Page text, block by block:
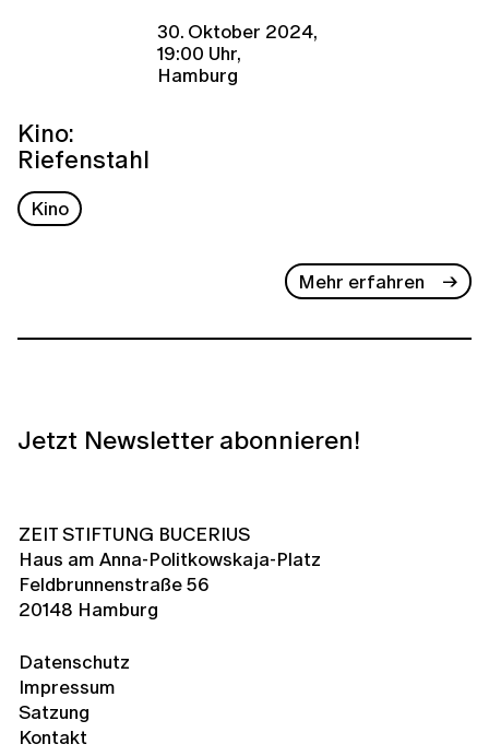
30. Oktober 2024,
19:00 Uhr,
Hamburg
Kino:
Riefenstahl
Kino
Mehr erfahren
Jetzt Newsletter abonnieren!
ZEIT STIFTUNG BUCERIUS
Haus am Anna-Politkowskaja-Platz
Feldbrunnenstraße 56
20148 Hamburg
Datenschutz
Impressum
Satzung
Kontakt